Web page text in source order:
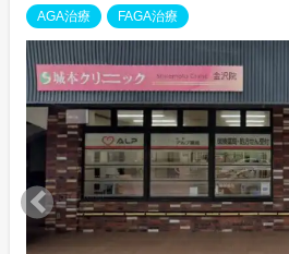
AGA治療 FAGA治療